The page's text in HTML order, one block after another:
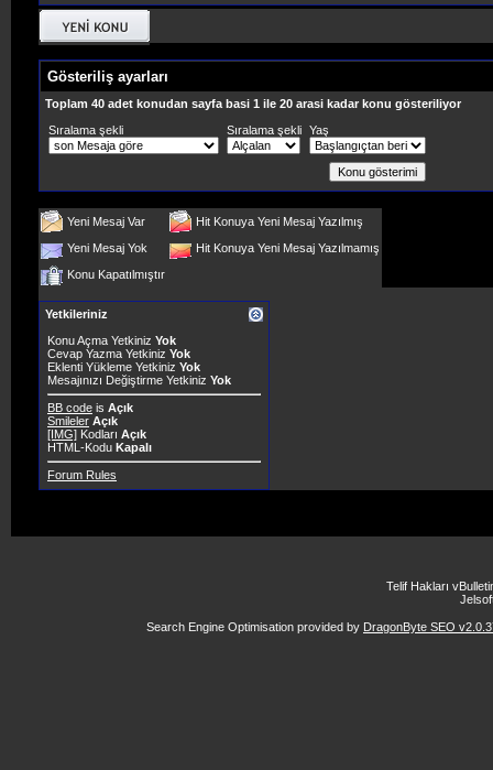
Gösteriliş ayarları
Toplam 40 adet konudan sayfa basi 1 ile 20 arasi kadar konu gösteriliyor
Sıralama şekli
Sıralama şekli Yaş
Yeni Mesaj Var
Hit Konuya Yeni Mesaj Yazılmış
Yeni Mesaj Yok
Hit Konuya Yeni Mesaj Yazılmamış
Konu Kapatılmıştır
Yetkileriniz
Konu Açma Yetkiniz Yok
Cevap Yazma Yetkiniz Yok
Eklenti Yükleme Yetkiniz Yok
Mesajınızı Değiştirme Yetkiniz Yok
BB code is Açık
Smileler Açık
[IMG] Kodları Açık
HTML-Kodu Kapalı
Forum Rules
Telif Hakları
Search Engine Optimisation provided by DragonByte SEO